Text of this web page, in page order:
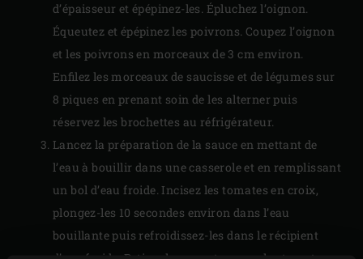
d’épaisseur et épépinez-les. Épluchez l’oignon.
Équeutez et épépinez les poivrons. Coupez l’oignon
et les poivrons en morceaux de 3 cm environ.
Enfilez les morceaux de saucisse et de légumes sur
8 piques en prenant soin de les alterner puis
réservez les brochettes au réfrigérateur.
Lancez la préparation de la sauce en mettant de
l’eau à bouillir dans une casserole et en remplissant
un bol d’eau froide. Incisez les tomates en croix,
plongez-les 10 secondes environ dans l’eau
bouillante puis refroidissez-les dans le récipient